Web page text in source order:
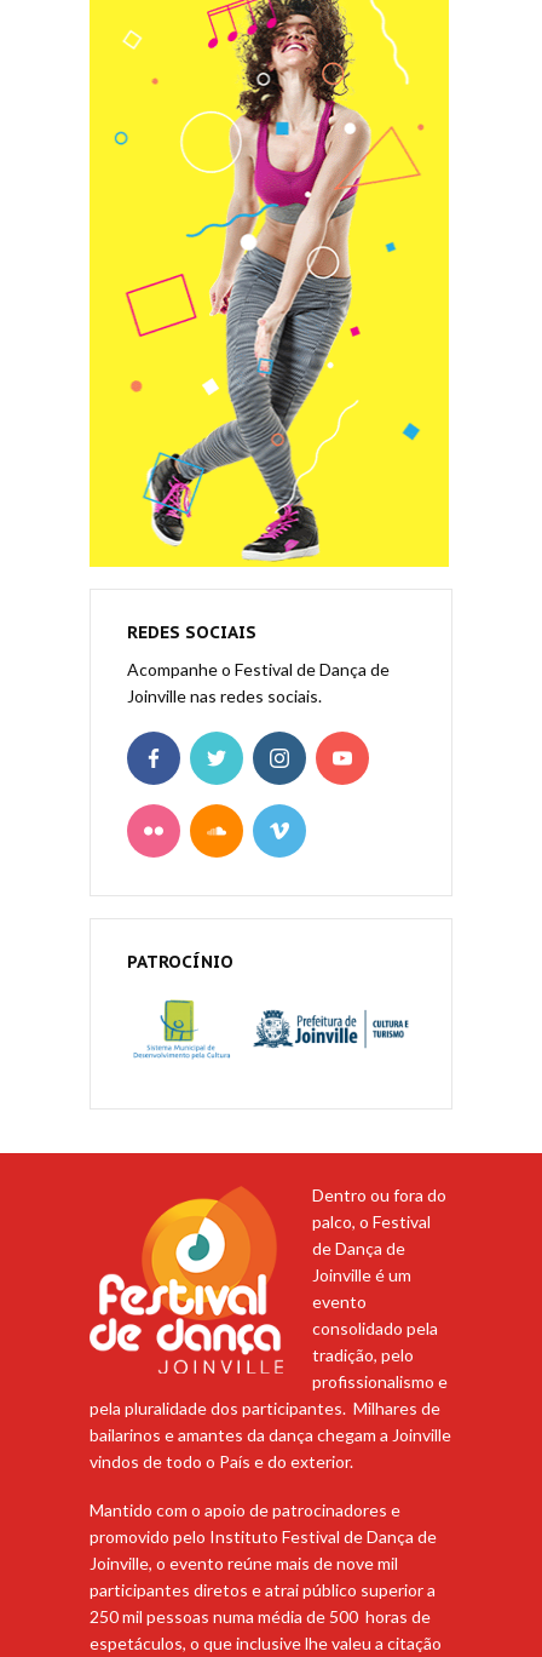
REDES SOCIAIS
Acompanhe o Festival de Dança de
Joinville nas redes sociais.
PATROCÍNIO
Dentro ou fora do
palco, o Festival
de Dança de
Joinville é um
evento
consolidado pela
tradição, pelo
profissionalismo e
pela pluralidade dos participantes. Milhares de
bailarinos e amantes da dança chegam a Joinville
vindos de todo o País e do exterior.
Mantido com o apoio de patrocinadores e
promovido pelo Instituto Festival de Dança de
Joinville, o evento reúne mais de nove mil
participantes diretos e atrai público superior a
250 mil pessoas numa média de 500 horas de
espetáculos, o que inclusive lhe valeu a citação